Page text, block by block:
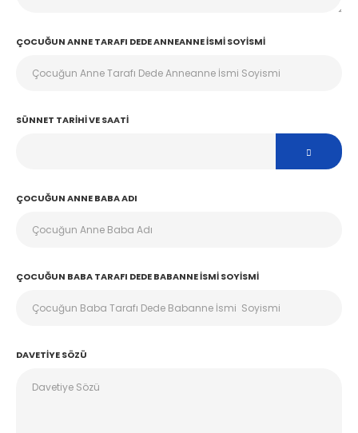
ÇOCUĞUN ANNE TARAFI DEDE ANNEANNE İSMI SOYISMI
SÜNNET TARIHI VE SAATI
ÇOCUĞUN ANNE BABA ADI
ÇOCUĞUN BABA TARAFI DEDE BABANNE İSMI SOYISMI
DAVETIYE SÖZÜ